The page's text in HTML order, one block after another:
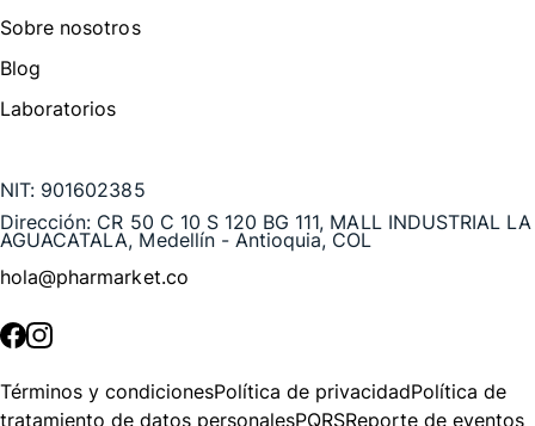
Sobre nosotros
Blog
Laboratorios
NIT: 901602385
Dirección: CR 50 C 10 S 120 BG 111, MALL INDUSTRIAL LA
AGUACATALA, Medellín - Antioquia, COL
hola@pharmarket.co
Términos y condicionesPolítica de privacidadPolítica de
tratamiento de datos personalesPQRSReporte de eventos